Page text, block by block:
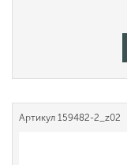
Артикул 159482-2_z02